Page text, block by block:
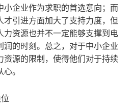
小企业作为求职的首选意向 ；而
才引进方面加大了支持力度， 但
力资源也并不一定能够支撑到电
润的时刻。总之 ， 对于中小企业
资源的限制 ， 使得他们对于持续
。